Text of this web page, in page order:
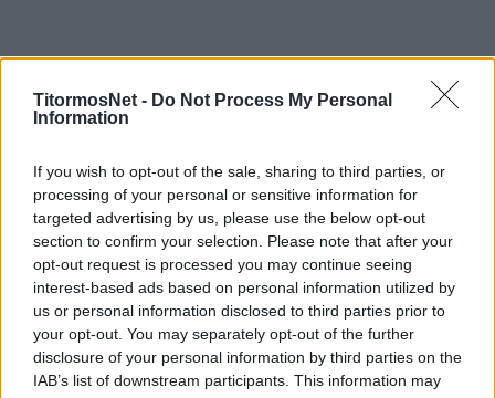
TitormosNet - Do Not Process My Personal
Information
If you wish to opt-out of the sale, sharing to third parties, or
processing of your personal or sensitive information for
targeted advertising by us, please use the below opt-out
section to confirm your selection. Please note that after your
opt-out request is processed you may continue seeing
interest-based ads based on personal information utilized by
us or personal information disclosed to third parties prior to
your opt-out. You may separately opt-out of the further
disclosure of your personal information by third parties on the
IAB’s list of downstream participants. This information may
Με τον Παναθηναϊκό η ομάδα παρότι ήταν
ανταγωνιστική, προδόθηκε από κάποια
αμυντικά λάθη. Θα μπορούσε ο